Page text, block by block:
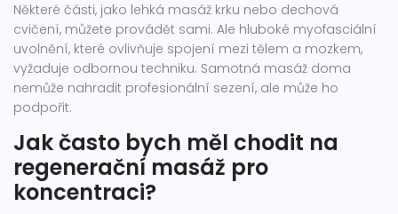
Některé části, jako lehká masáž krku nebo dechová
cvičení, můžete provádět sami. Ale hluboké myofasciální
uvolnění, které ovlivňuje spojení mezi tělem a mozkem,
vyžaduje odbornou techniku. Samotná masáž doma
nemůže nahradit profesionální sezení, ale může ho
podpořit.
Jak často bych měl chodit na
regenerační masáž pro
koncentraci?